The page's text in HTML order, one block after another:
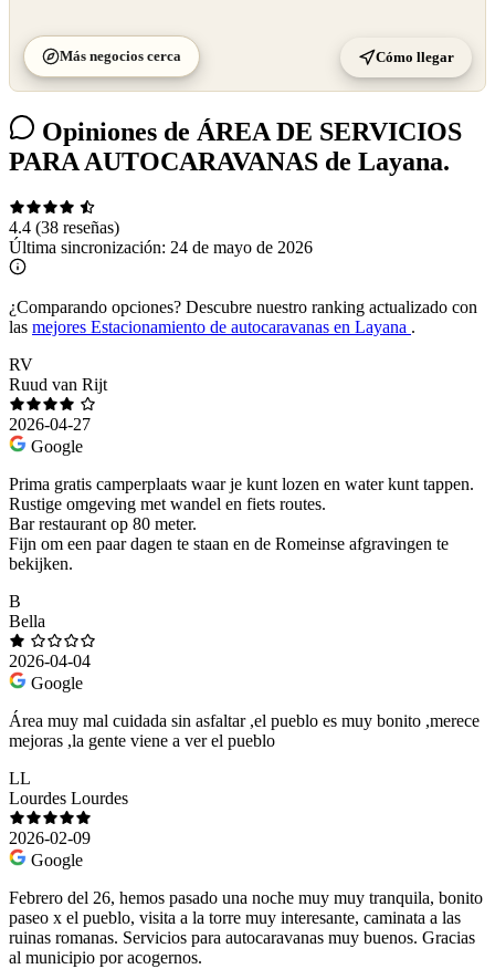
Más negocios cerca Cómo llegar
Opiniones de ÁREA DE SERVICIOS
PARA AUTOCARAVANAS de Layana.
4.4 (38 reseñas)
Última sincronización: 24 de mayo de 2026
¿Comparando opciones? Descubre nuestro ranking actualizado con
las mejores Estacionamiento de autocaravanas en Layana .
RV
Ruud van Rijt
2026-04-27
Google
Prima gratis camperplaats waar je kunt lozen en water kunt tappen.
Rustige omgeving met wandel en fiets routes.
Bar restaurant op 80 meter.
Fijn om een paar dagen te staan en de Romeinse afgravingen te
bekijken.
B
Bella
2026-04-04
Google
Área muy mal cuidada sin asfaltar ,el pueblo es muy bonito ,merece
mejoras ,la gente viene a ver el pueblo
LL
Lourdes Lourdes
2026-02-09
Google
Febrero del 26, hemos pasado una noche muy muy tranquila, bonito
paseo x el pueblo, visita a la torre muy interesante, caminata a las
ruinas romanas. Servicios para autocaravanas muy buenos. Gracias
al municipio por acogernos.